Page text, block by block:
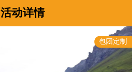
活动详情
包团定制